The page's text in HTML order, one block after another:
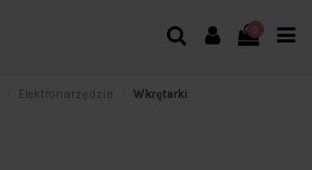
Elektronarzędzia Wkrętarki